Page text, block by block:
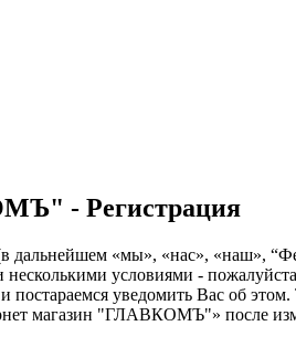
- Регистрация
«мы», «нас», «наш»,
условиями -
постараемся уведомить Вас об
магазин "ГЛАВКОМЪ"» после